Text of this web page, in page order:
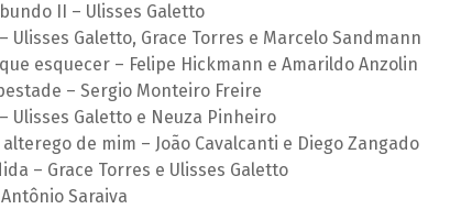
II – Ulisses Galetto
Ulisses Galetto, Grace Torres e Marcelo Sandmann
esquecer – Felipe Hickmann e Amarildo Anzolin
– Sergio Monteiro Freire
Ulisses Galetto e Neuza Pinheiro
alterego de mim – João Cavalcanti e Diego Zangado
– Grace Torres e Ulisses Galetto
Antônio Saraiva